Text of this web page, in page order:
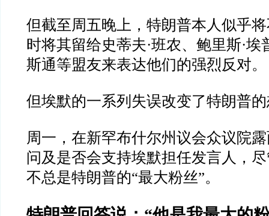
但截至周五晚上，特朗普本人似乎
时将其留给史蒂夫·班农、鲍里斯·埃
斯通等盟友来表达他们的强烈反对。
但埃默的一系列失误改变了特朗普
周一，在新罕布什尔州议会众议院
问及是否会支持埃默担任发言人，
不总是特朗普的“最大粉丝”。